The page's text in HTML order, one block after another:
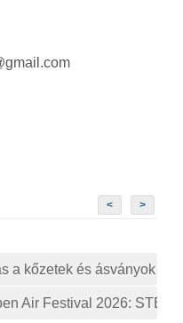
< >
a kőzetek és ásványok
Air Festival 2026: